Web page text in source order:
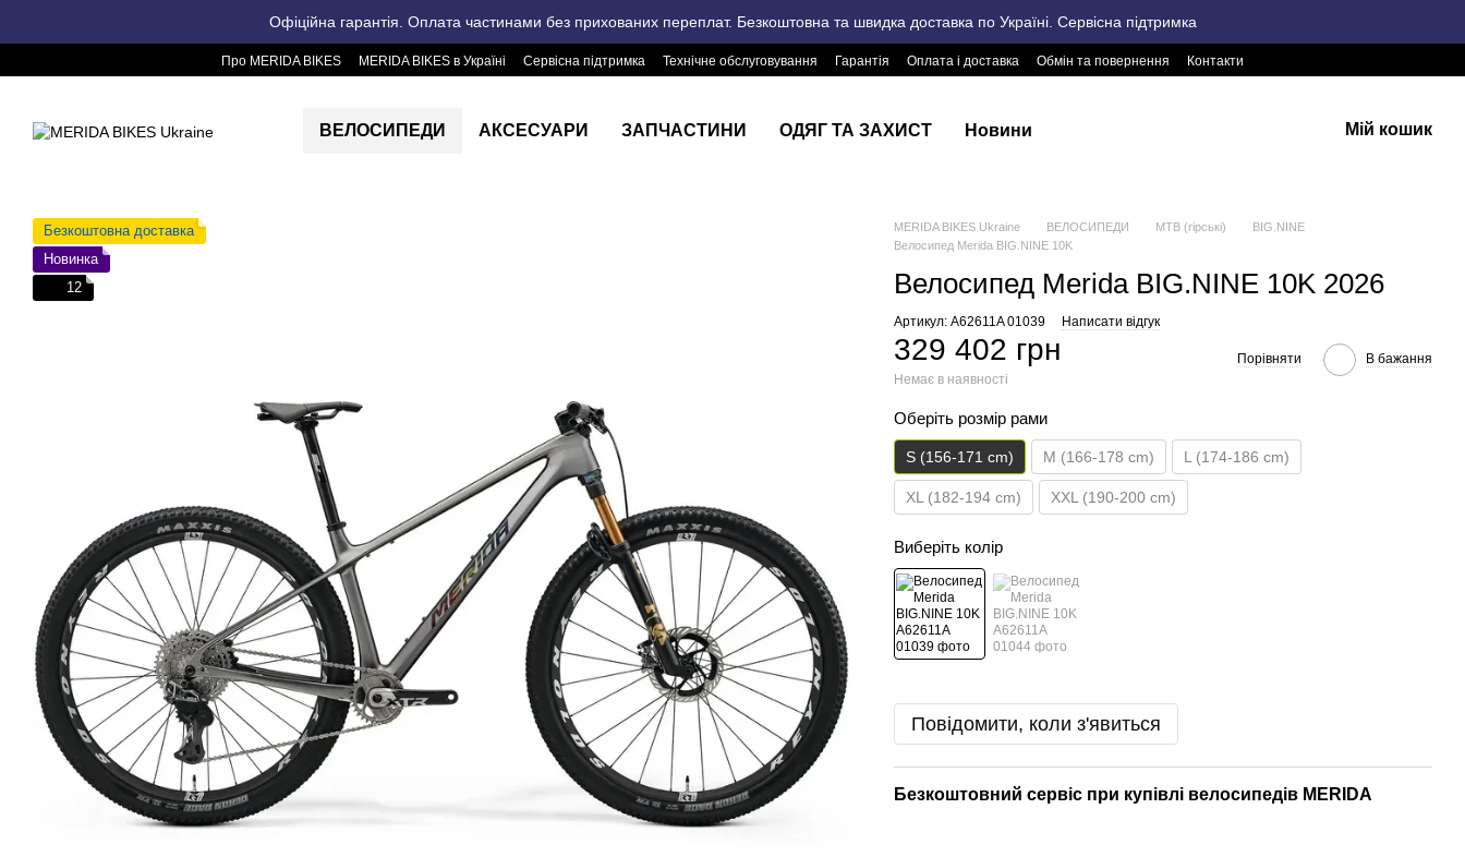
Офіційна гарантія. Оплата частинами без прихованих переплат. Безкоштовна та швидка доставка по Україні. Сервісна підтримка
Про MERIDA BIKES MERIDA BIKES в Україні Сервісна підтримка Технічне обслуговування Гарантія Оплата і доставка Обмін та повернення Контакти
ВЕЛОСИПЕДИ АКСЕСУАРИ ЗАПЧАСТИНИ ОДЯГ ТА ЗАХИСТ Новини Мій кошик
Безкоштовна доставка
Новинка
12
MERIDA BIKES Ukraine ВЕЛОСИПЕДИ MTB (гірські)
BIG.NINE
Велосипед Merida BIG.NINE 10K
Велосипед Merida BIG.NINE 10K 2026
Артикул: A62611A 01039 Написати відгук
329 402 грн
Немає в наявності
Порівняти В бажання
Оберіть розмір рами
S (156-171 cm) M (166-178 cm) L (174-186 cm)
XL (182-194 cm) XXL (190-200 cm)
Виберіть колір
Повідомити, коли з'явиться
Безкоштовний сервіс при купівлі велосипедів MERIDA